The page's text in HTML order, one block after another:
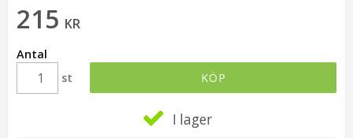
215 KR
Antal
st
KÖP
I lager